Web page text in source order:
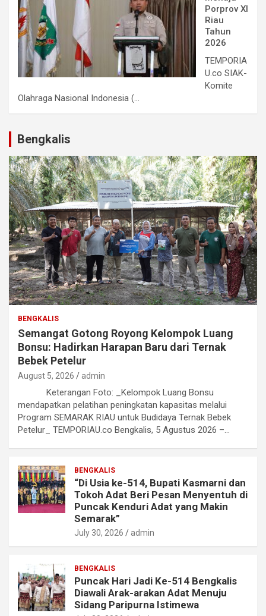
Porprov XI
Riau
Tahun
2026
TEMPORIA
U.co SIAK-
Komite
Olahraga Nasional Indonesia (...
Bengkalis
BENGKALIS
Semangat Gotong Royong Kelompok Luang
Bonsu: Hadirkan Harapan Baru dari Ternak
Bebek Petelur
August 5, 2026 admin
Keterangan Foto: _Kelompok Luang Bonsu
mendapatkan pelatihan peningkatan kapasitas melalui
Program SEMARAK RIAU untuk Budidaya Ternak Bebek
Petelur_ TEMPORIAU.co Bengkalis, 5 Agustus 2026 –…
BENGKALIS
“Di Usia ke-514, Bupati Kasmarni dan
Tokoh Adat Beri Pesan Menyentuh di
Puncak Kenduri Adat yang Makin
Semarak”
July 30, 2026 admin
BENGKALIS
Puncak Hari Jadi Ke-514 Bengkalis
Diawali Arak-arakan Adat Menuju
Sidang Paripurna Istimewa